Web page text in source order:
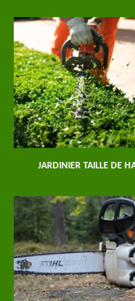
JARDINIER TAILLE DE